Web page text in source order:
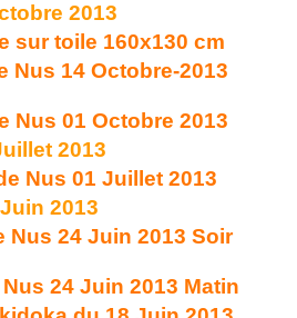
2013
sur toile 160x130 cm
Nus 14 Octobre-2013
Nus 01 Octobre 2013
2013
Nus 01 Juillet 2013
Juin 2013
Nus 24 Juin 2013 Soir
24 Juin 2013 Matin